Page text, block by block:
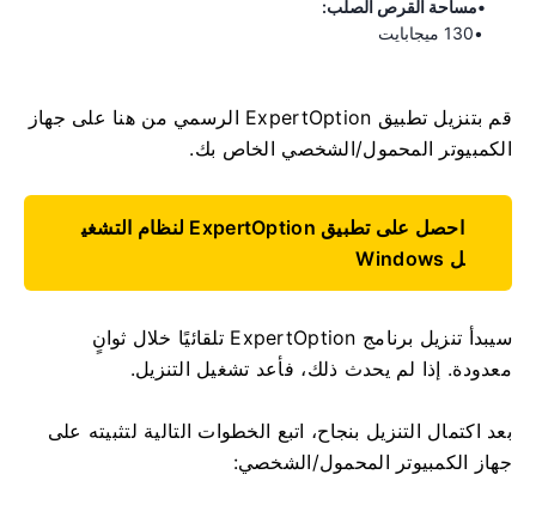
مساحة القرص الصلب:
130 ميجابايت
قم بتنزيل تطبيق ExpertOption الرسمي من هنا على جهاز
الكمبيوتر المحمول/الشخصي الخاص بك.
احصل على تطبيق ExpertOption لنظام التشغي
ل Windows
سيبدأ تنزيل برنامج ExpertOption تلقائيًا خلال ثوانٍ
معدودة. إذا لم يحدث ذلك، فأعد تشغيل التنزيل.
بعد اكتمال التنزيل بنجاح، اتبع الخطوات التالية لتثبيته على
جهاز الكمبيوتر المحمول/الشخصي: